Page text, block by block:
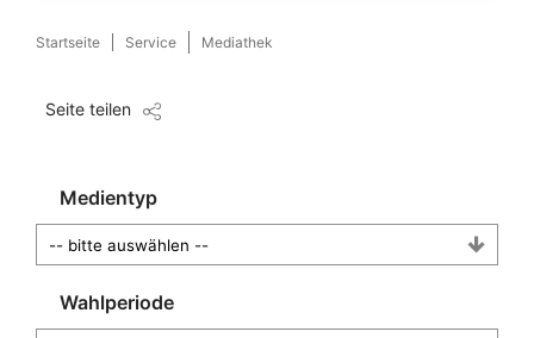
Startseite Service Mediathek
Seite teilen
Medientyp
Wahlperiode